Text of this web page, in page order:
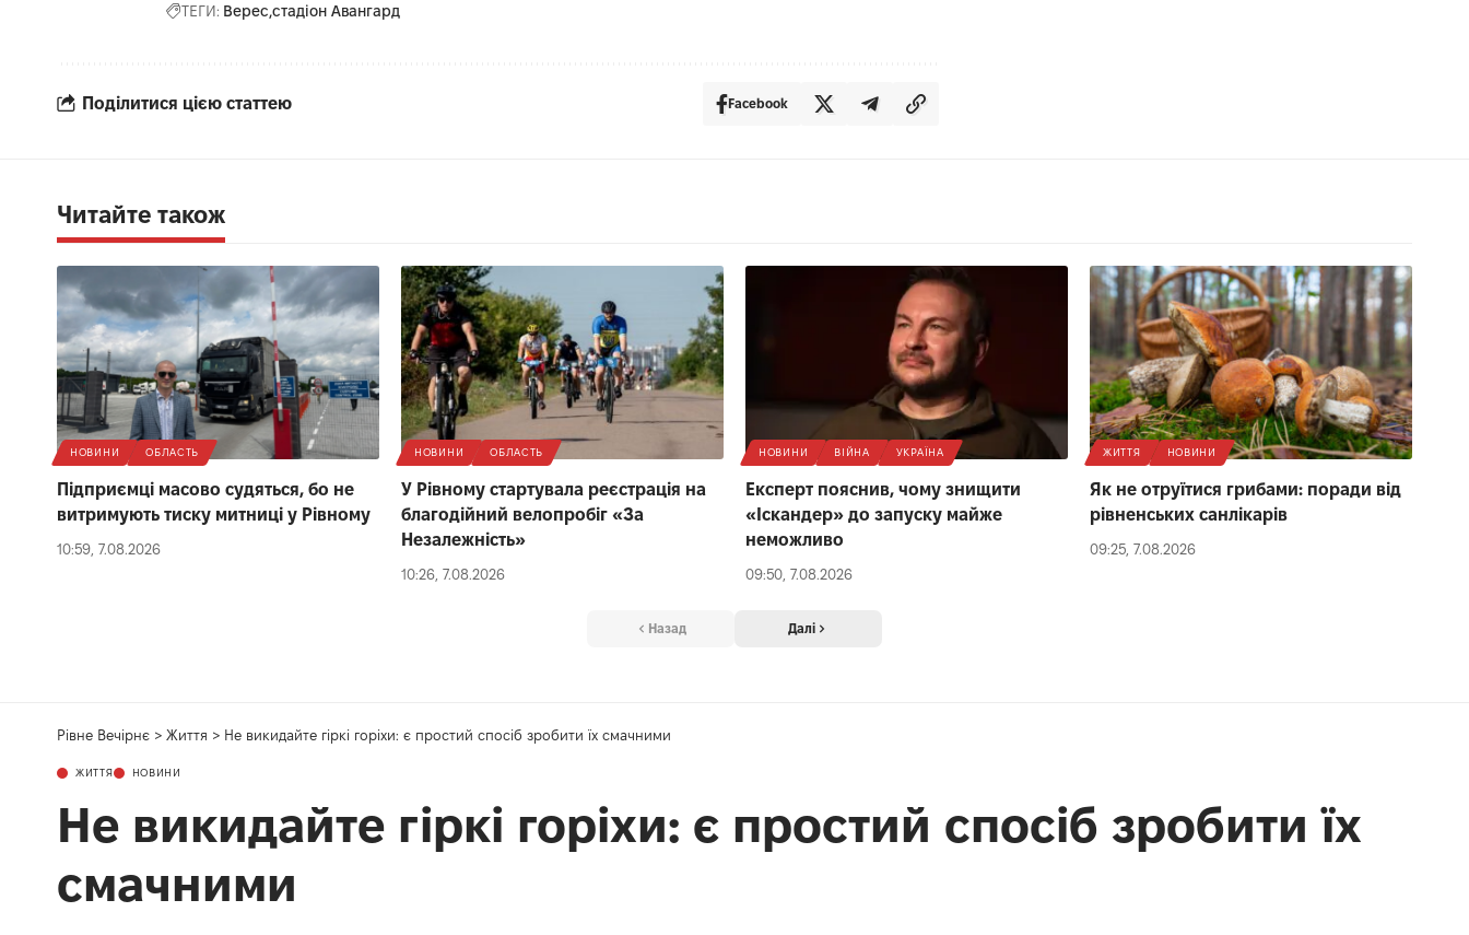
ТЕГИ: Верес стадіон Авангард
Поділитися цією статтею Facebook
Читайте також
НОВИНИ ОБЛАСТЬ
Підприємці масово судяться, бо не
витримують тиску митниці у Рівному
10:59, 7.08.2026
НОВИНИ ОБЛАСТЬ
У Рівному стартувала реєстрація на
благодійний велопробіг «За
Незалежність»
10:26, 7.08.2026
НОВИНИ ВІЙНА УКРАЇНА
Експерт пояснив, чому знищити
«Іскандер» до запуску майже
неможливо
09:50, 7.08.2026
ЖИТТЯ НОВИНИ
Як не отруїтися грибами: поради від
рівненських санлікарів
09:25, 7.08.2026
Назад Далі
Рівне Вечірнє > Життя > Не викидайте гіркі горіхи: є простий спосіб зробити їх смачними
ЖИТТЯ НОВИНИ
Не викидайте гіркі горіхи: є простий спосіб зробити їх
смачними